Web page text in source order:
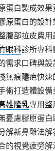
蛋白製成效果
原蛋白的設
腹部拉皮費
眼科診所專科
需求口碑與設
無痕隱疤快
術打造體設
雄隆乳專用整
憂慮膠原蛋白
解新鼻雕法
的視覺疲勞